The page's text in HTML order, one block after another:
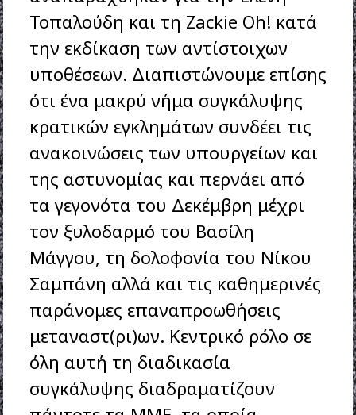
Τοπαλούδη και τη Zackie Oh! κατά
την εκδίκαση των αντίστοιχων
υποθέσεων. Διαπιστώνουμε επίσης
ότι ένα μακρύ νήμα συγκάλυψης
κρατικών εγκλημάτων συνδέει τις
ανακοινώσεις των υπουργείων και
της αστυνομίας και περνάει από
τα γεγονότα του Δεκέμβρη μέχρι
τον ξυλοδαρμό του Βασίλη
Μάγγου, τη δολοφονία του Νίκου
Σαμπάνη αλλά και τις καθημερινές
παράνομες επαναπροωθήσεις
μεταναστ(ρι)ων. Κεντρικό ρόλο σε
όλη αυτή τη διαδικασία
συγκάλυψης διαδραματίζουν